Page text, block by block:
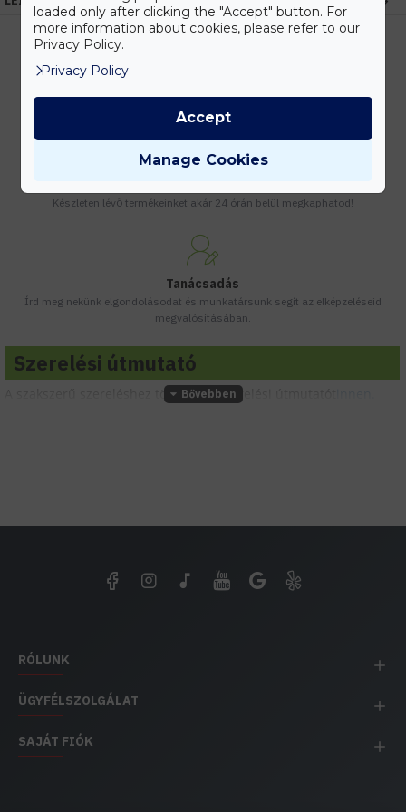
Vásárolj nagyobb mennyiségben és megadjuk a legjobb gyártói árakat.
Készleten lévő termékeinket akár 24 órán belül megkaphatod!
Tanácsadás
Írd meg nekünk elgondolásodat és munkatársunk segít az elképzeléseid
megvalósításában.
Szerelési útmutató
A szakszerű szereléshez töltsd le a szerelési útmutatót
RÓLUNK
ÜGYFÉLSZOLGÁLAT
SAJÁT FIÓK
loaded only after clicking the "Accept" button. For
more information about cookies, please refer to our
Privacy Policy.
Privacy Policy
Manage Cookies
Accept